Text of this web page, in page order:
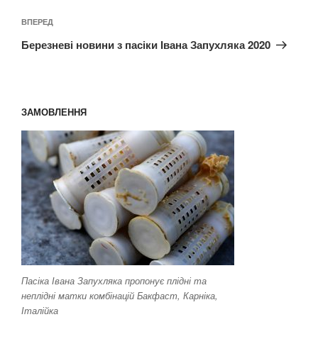
Наступний
запис
ВПЕРЕД
Березневі новини з пасіки Івана Запухляка 2020
ЗАМОВЛЕННЯ
Пасіка Івана Запухляка пропонує плідні та
неплідні матки комбінацій Бакфаст, Карніка,
Італійка